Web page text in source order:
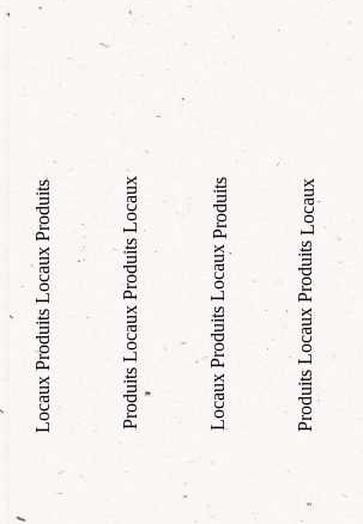
Produits Locaux Produits
Locaux
Locaux Produits Locaux
Produits
Produits Locaux Produits Locaux
Locaux Produits Locaux Produits